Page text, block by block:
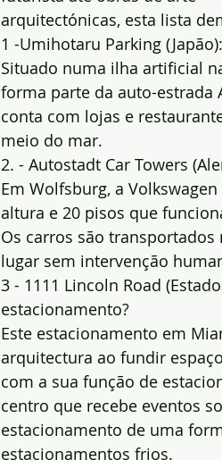
arquitectónicas, esta lista
1 -Umihotaru Parking
Situado numa ilha artificial
forma parte da auto-estrada
conta com lojas e
meio do mar.
2. - Autostadt Car Towers
Em Wolfsburg, a
altura e 20 pisos que
Os carros são
lugar sem intervenção
3 - 1111 Lincoln Road
estacionamento?
Este estacionamento em
arquitectura ao fundir
com a sua função de
centro que recebe eventos
estacionamento de uma
estacionamentos frios.